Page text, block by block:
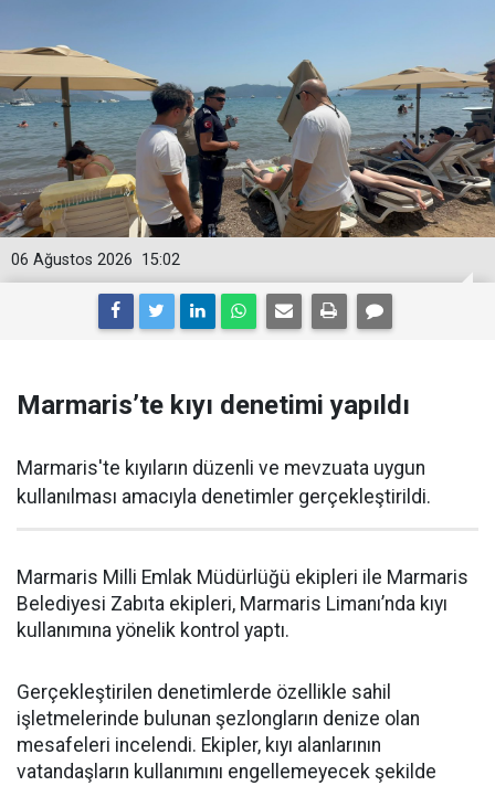
15:02
06 Ağustos 2026
Marmaris’te kıyı denetimi yapıldı
Marmaris'te kıyıların düzenli ve mevzuata uygun
kullanılması amacıyla denetimler gerçekleştirildi.
Marmaris Milli Emlak Müdürlüğü ekipleri ile Marmaris
Belediyesi Zabıta ekipleri, Marmaris Limanı’nda kıyı
kullanımına yönelik kontrol yaptı.
Gerçekleştirilen denetimlerde özellikle sahil
işletmelerinde bulunan şezlongların denize olan
mesafeleri incelendi. Ekipler, kıyı alanlarının
vatandaşların kullanımını engellemeyecek şekilde